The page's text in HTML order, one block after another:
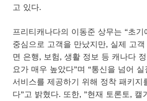
고 있다.
프리티캐나다의 이동준 상무는 “초
중심으로 고객을 만났지만, 실제 고
면 은행, 보험, 생활 정보 등 캐나다
요가 매우 높았다”며 “통신을 넘어
서비스를 제공하기 위해 정착 패키지
다”고 밝혔다. 또한, ”현재 토론토, 캘